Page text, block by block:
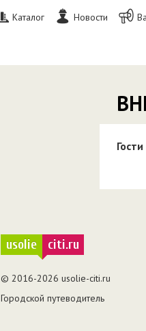
Каталог Новости
Гости
usolie citi.ru
© 2016-2026 usolie-citi.ru
Городской путеводитель